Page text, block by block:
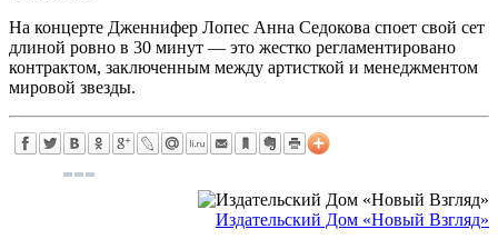
На концерте Дженнифер Лопес Анна Седокова споет свой сет
длиной ровно в 30 минут — это жестко регламентировано
контрактом, заключенным между артисткой и менеджментом
мировой звезды.
Издательский Дом «Новый Взгляд»